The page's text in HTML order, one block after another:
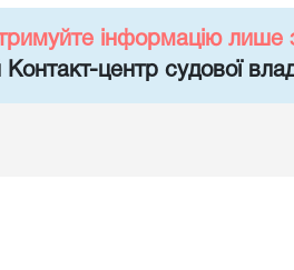
інформацію лише
центр судової